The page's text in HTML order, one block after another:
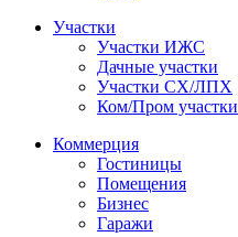
Участки
Участки ИЖС
Дачные участки
Участки СХ/ЛПХ
Ком/Пром участки
Коммерция
Гостиницы
Помещения
Бизнес
Гаражи